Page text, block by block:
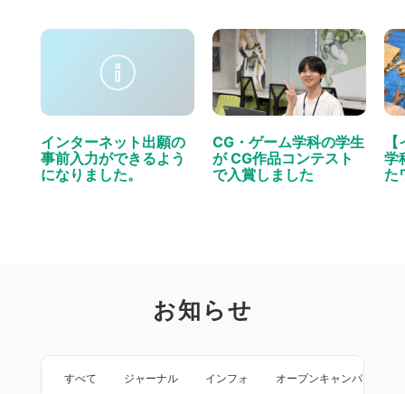
インターネット出願の
事前入力ができるよう
になりました。
CG・ゲーム学科の学生
が CG作品コンテスト
で入賞しました
学
た
お知らせ
すべて ジャーナル インフォ オープンキャンパス